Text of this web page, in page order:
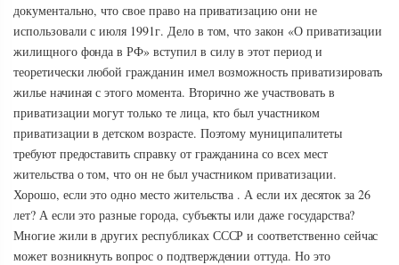
документально, что свое право на приватизацию они не
использовали с июля 1991г. Дело в том, что закон «О приватизации
жилищного фонда в РФ» вступил в силу в этот период и
теоретически любой гражданин имел возможность приватизировать
жилье начиная с этого момента. Вторично же участвовать в
приватизации могут только те лица, кто был участником
приватизации в детском возрасте. Поэтому муниципалитеты
требуют предоставить справку от гражданина со всех мест
жительства о том, что он не был участником приватизации.
Хорошо, если это одно место жительства . А если их десяток за 26
лет? А если это разные города, субъекты или даже государства?
Многие жили в других республиках СССР и соответственно сейчас
может возникнуть вопрос о подтверждении оттуда. Но это